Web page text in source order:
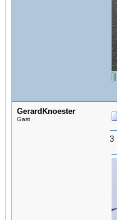
GerardKnoester
Gast
3